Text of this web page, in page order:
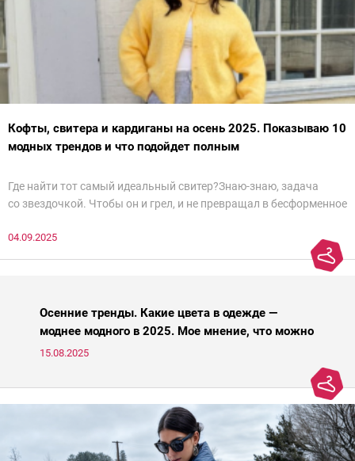
Кофты, свитера и кардиганы на осень 2025. Показываю 10
модных трендов и что подойдет полным
Где найти тот самый идеальный свитер?Знаю-знаю, задача
со звездочкой. Чтобы он и грел, и не превращал в бесформенное
паники.
04.09.2025
Осенние тренды. Какие цвета в одежде —
моднее модного в 2025. Мое мнение, что можно
носить, а что нет
15.08.2025